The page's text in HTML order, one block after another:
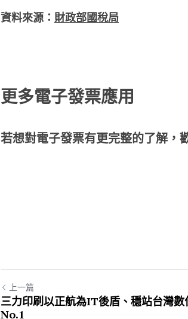
資料來源： 財政部國稅局
更多電子發票應用
若想對電子發票有更完整的了解
上一篇
三力印刷以正航為IT後盾、穩站台灣數
No.1